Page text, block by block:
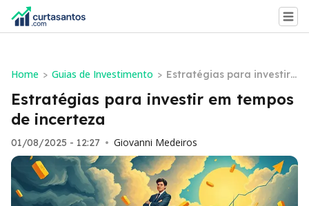
Home > Guias de Investimento > Estratégias para investir
em tempos de incerteza
Estratégias para investir em tempos
de incerteza
01/08/2025 - 12:27 • Giovanni Medeiros